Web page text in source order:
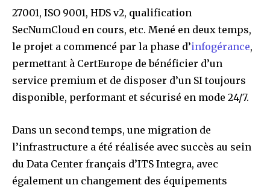
27001, ISO 9001, HDS v2, qualification
SecNumCloud en cours, etc. Mené en deux temps,
le projet a commencé par la phase d’infogérance,
permettant à CertEurope de bénéficier d’un
service premium et de disposer d’un SI toujours
disponible, performant et sécurisé en mode 24/7.
Dans un second temps, une migration de
l’infrastructure a été réalisée avec succès au sein
du Data Center français d’ITS Integra, avec
également un changement des équipements